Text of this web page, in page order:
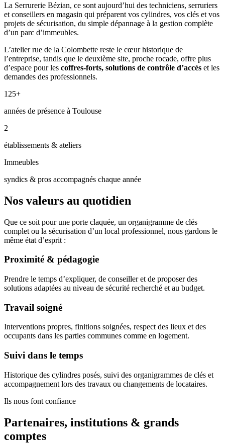
La Serrurerie Bézian, ce sont aujourd’hui des techniciens, serruriers
et conseillers en magasin qui préparent vos cylindres, vos clés et vos
projets de sécurisation, du simple dépannage à la gestion complète
d’un parc d’immeubles.
L’atelier rue de la Colombette reste le cœur historique de
l’entreprise, tandis que le deuxième site, proche rocade, offre plus
d’espace pour les coffres-forts, solutions de contrôle d’accès et les
demandes des professionnels.
125+
années de présence à Toulouse
2
établissements & ateliers
Immeubles
syndics & pros accompagnés chaque année
Nos valeurs au quotidien
Que ce soit pour une porte claquée, un organigramme de clés
complet ou la sécurisation d’un local professionnel, nous gardons le
même état d’esprit :
Proximité & pédagogie
Prendre le temps d’expliquer, de conseiller et de proposer des
solutions adaptées au niveau de sécurité recherché et au budget.
Travail soigné
Interventions propres, finitions soignées, respect des lieux et des
occupants dans les parties communes comme en logement.
Suivi dans le temps
Historique des cylindres posés, suivi des organigrammes de clés et
accompagnement lors des travaux ou changements de locataires.
Ils nous font confiance
Partenaires, institutions & grands
comptes